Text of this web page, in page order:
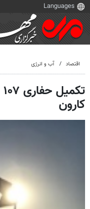
اقتصاد آب و انرژی
کارون